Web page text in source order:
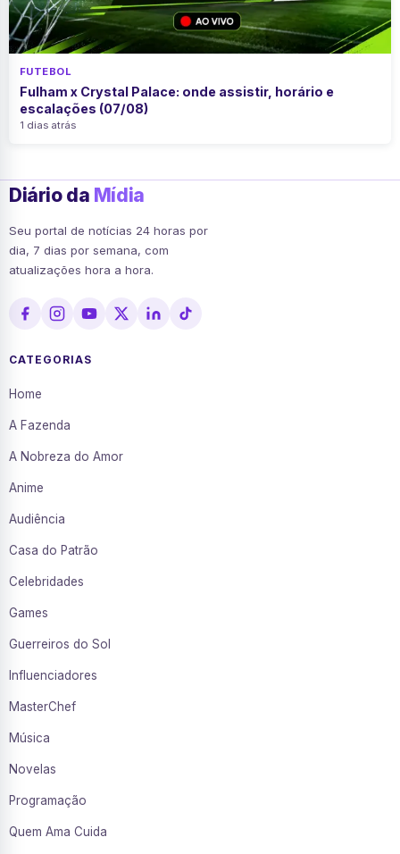
FUTEBOL
Fulham x Crystal Palace: onde assistir, horário e
escalações (07/08)
1 dias atrás
Diário da Mídia
Seu portal de notícias 24 horas por
dia, 7 dias por semana, com
atualizações hora a hora.
CATEGORIAS
Home
A Fazenda
A Nobreza do Amor
Anime
Audiência
Casa do Patrão
Celebridades
Games
Guerreiros do Sol
Influenciadores
MasterChef
Música
Novelas
Programação
Quem Ama Cuida